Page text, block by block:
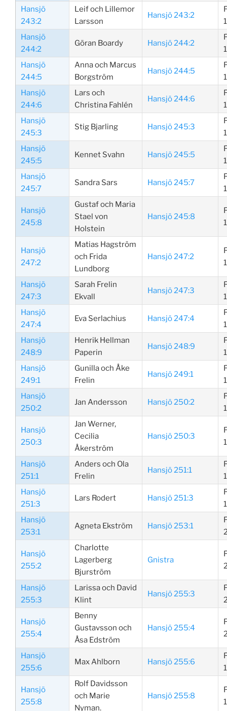
Hansjö
243:2
Leif och Lillemor
Larsson
Hansjö 243:2
Hansjö
244:2
Göran Boardy Hansjö 244:2
Hansjö
244:5
Anna och Marcus
Borgström
Hansjö 244:5
Hansjö
244:6
Lars och
Christina Fahlén
Hansjö 244:6
Hansjö
245:3
Stig Bjarling Hansjö 245:3
Hansjö
245:5
Kennet Svahn Hansjö 245:5
Hansjö
245:7
Sandra Sars Hansjö 245:7
Hansjö
245:8
Gustaf och Maria
Stael von
Holstein
Hansjö 245:8
Hansjö
247:2
Matias Hagström
och Frida
Lundborg
Hansjö 247:2
Hansjö
247:3
Sarah Frelin
Ekvall
Hansjö 247:3
Hansjö
247:4
Eva Serlachius Hansjö 247:4
Hansjö
248:9
Henrik Hellman
Paperin
Hansjö 248:9
Hansjö
249:1
Gunilla och Åke
Frelin
Hansjö 249:1
Hansjö
250:2
Jan Andersson Hansjö 250:2
Hansjö
250:3
Jan Werner,
Cecilia
Åkerström
Hansjö 250:3
Hansjö
251:1
Anders och Ola
Frelin
Hansjö 251:1
Hansjö
251:3
Lars Rodert Hansjö 251:3
Hansjö
253:1
Agneta Ekström Hansjö 253:1
Hansjö
255:2
Charlotte
Lagerberg
Bjurström
Gnistra
Hansjö
255:3
Larissa och David
Klint
Hansjö 255:3
Hansjö
255:4
Benny
Gustavsson och
Åsa Edström
Hansjö 255:4
Hansjö
255:6
Max Ahlborn Hansjö 255:6
Hansjö
255:8
Rolf Davidsson
och Marie
Nyman.
Hansjö 255:8